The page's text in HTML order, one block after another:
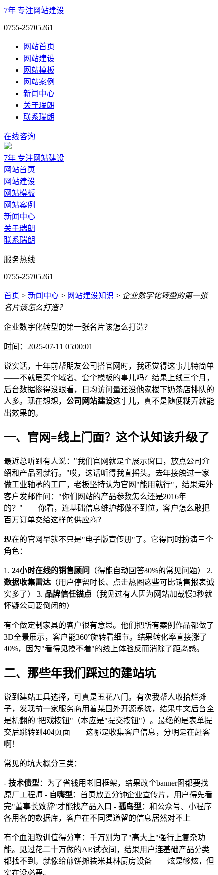
7年 专注网站建设
0755-25705261
网站首页
网站建设
网站模板
网站案例
新闻中心
关于瑞朗
联系瑞朗
在线咨询
7年 专注网站建设
网站首页
网站建设
网站模板
网站案例
新闻中心
关于瑞朗
联系瑞朗
服务热线
0755-25705261
首页 > 新闻中心 > 网站建设知识 > 企业数字化转型的第一张
名片该怎么打造？
企业数字化转型的第一张名片该怎么打造？
时间：2025-07-11 05:00:01
说实话，十年前帮朋友公司搭官网时，我还觉得这事儿特简单
——不就是买个域名、套个模板的事儿吗？结果上线三个月，
后台数据惨得没眼看，日均访问量还没他家楼下奶茶店排队的
人多。现在想想， 公司网站建设这事儿，真不是随便糊弄就能
出效果的。
一、官网=线上门面？这个认知该升级了
最近总听到有人说："我们官网就是个展示窗口，放点公司介
绍和产品图就行。"哎，这话听得我直摇头。去年接触过一家
做工业轴承的工厂，老板坚持认为官网"能用就行"，结果海外
客户发邮件问："你们网站的产品参数怎么还是2016年
的？"——你看，连基础信息维护都做不到位，客户怎么敢把
百万订单交给这样的供应商？
现在的官网早就不只是"电子版宣传册"了。它得同时扮演三个
角色：
1. 24小时在线的销售顾问
（得能自动回答80%的常见问题） 2.
数据收集雷达 （用户停留时长、点击热图这些可比销售报表诚
实多了） 3. 品牌信任锚点 （我见过有人因为网站加载慢3秒就
怀疑公司要倒闭的）
有个做定制家具的客户很有意思。他们把所有案例作品都做了
3D全景展示，客户能360°旋转看细节。结果转化率直接涨了
40%，因为"看得见摸不着"的线上体验反而消除了距离感。
二、那些年我们踩过的建站坑
说到建站工具选择，可真是五花八门。有次我帮人收拾烂摊
子，发现前一家服务商用着某国外开源系统，结果中文后台全
是机翻的"把戏按钮"（本应是"提交按钮"）。最绝的是表单提
交后跳转到404页面——这哪是收集客户信息，分明是在赶客
啊！
常见的坑大概分三类：
- 技术债型 ：为了省钱用老旧框架，结果改个banner图都要找
原厂工程师 - 自嗨型 ：首页放五分钟企业宣传片，用户得先看
完"董事长致辞"才能找产品入口 - 孤岛型 ：和公众号、小程序
各用各的数据库，客户在不同渠道留的信息居然对不上
有个血泪教训值得分享：千万别为了"高大上"强行上复杂功
能。见过花二十万做的AR试衣间，结果用户连基础产品分类
都找不到。就像给煎饼摊装米其林厨房设备——炫是够炫，但
实在没必要。